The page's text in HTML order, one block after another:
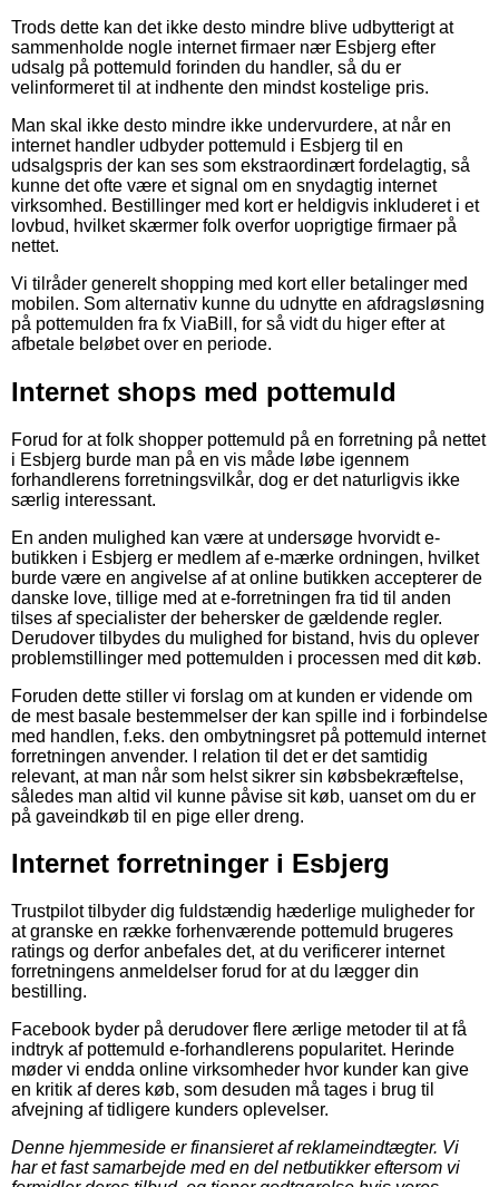
Trods dette kan det ikke desto mindre blive udbytterigt at
sammenholde nogle internet firmaer nær Esbjerg efter
udsalg på pottemuld forinden du handler, så du er
velinformeret til at indhente den mindst kostelige pris.
Man skal ikke desto mindre ikke undervurdere, at når en
internet handler udbyder pottemuld i Esbjerg til en
udsalgspris der kan ses som ekstraordinært fordelagtig, så
kunne det ofte være et signal om en snydagtig internet
virksomhed. Bestillinger med kort er heldigvis inkluderet i et
lovbud, hvilket skærmer folk overfor uoprigtige firmaer på
nettet.
Vi tilråder generelt shopping med kort eller betalinger med
mobilen. Som alternativ kunne du udnytte en afdragsløsning
på pottemulden fra fx ViaBill, for så vidt du higer efter at
afbetale beløbet over en periode.
Internet shops med pottemuld
Forud for at folk shopper pottemuld på en forretning på nettet
i Esbjerg burde man på en vis måde løbe igennem
forhandlerens forretningsvilkår, dog er det naturligvis ikke
særlig interessant.
En anden mulighed kan være at undersøge hvorvidt e-
butikken i Esbjerg er medlem af e-mærke ordningen, hvilket
burde være en angivelse af at online butikken accepterer de
danske love, tillige med at e-forretningen fra tid til anden
tilses af specialister der behersker de gældende regler.
Derudover tilbydes du mulighed for bistand, hvis du oplever
problemstillinger med pottemulden i processen med dit køb.
Foruden dette stiller vi forslag om at kunden er vidende om
de mest basale bestemmelser der kan spille ind i forbindelse
med handlen, f.eks. den ombytningsret på pottemuld internet
forretningen anvender. I relation til det er det samtidig
relevant, at man når som helst sikrer sin købsbekræftelse,
således man altid vil kunne påvise sit køb, uanset om du er
på gaveindkøb til en pige eller dreng.
Internet forretninger i Esbjerg
Trustpilot tilbyder dig fuldstændig hæderlige muligheder for
at granske en række forhenværende pottemuld brugeres
ratings og derfor anbefales det, at du verificerer internet
forretningens anmeldelser forud for at du lægger din
bestilling.
Facebook byder på derudover flere ærlige metoder til at få
indtryk af pottemuld e-forhandlerens popularitet. Herinde
møder vi endda online virksomheder hvor kunder kan give
en kritik af deres køb, som desuden må tages i brug til
afvejning af tidligere kunders oplevelser.
Denne hjemmeside er finansieret af reklameindtægter. Vi
har et fast samarbejde med en del netbutikker eftersom vi